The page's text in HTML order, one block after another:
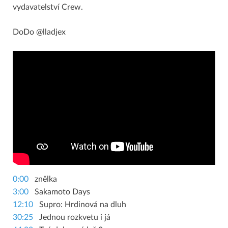
vydavatelství Crew.
DoDo @lladjex
0:00 znělka
3:00 Sakamoto Days
12:10 Supro: Hrdinová na dluh
30:25 Jednou rozkvetu i já